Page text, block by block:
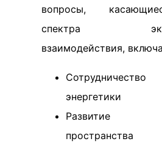
вопросы,
спектра
взаимодействия,
энергетики
Развитие
пространства